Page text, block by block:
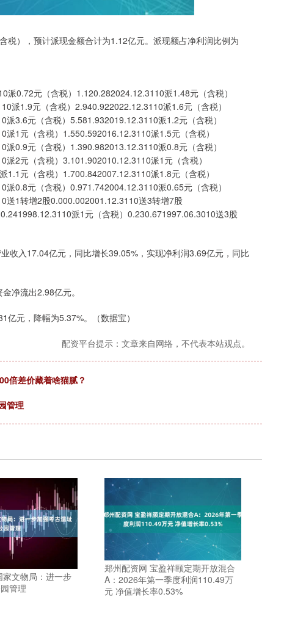
），预计派现金额合计为1.12亿元。派现额占净利润比例为
0.72元（含税）1.120.282024.12.3110派1.48元（含税）
派1.9元（含税）2.940.922022.12.3110派1.6元（含税）
3.6元（含税）5.581.932019.12.3110派1.2元（含税）
1元（含税）1.550.592016.12.3110派1.5元（含税）
0.9元（含税）1.390.982013.12.3110派0.8元（含税）
2元（含税）3.101.902010.12.3110派1元（含税）
元（含税）1.700.842007.12.3110派1.8元（含税）
0.8元（含税）0.971.742004.12.3110派0.65元（含税）
1转增2股0.000.002001.12.3110送3转增7股
派1元（含税）0.230.671997.06.3010送3股
收入17.04亿元，同比增长39.05%，实现净利润3.69亿元，同比
净流出2.98亿元。
元，降幅为5.37%。（数据宝）
配资平台提示：文章来自网络，不代表本站观点。
倍差价藏着啥猫腻？
管理
文物局：进一步
管理
郑州配资网 宝盈祥颐定期开放混合
A：2026年第一季度利润110.49万
元 净值增长率0.53%